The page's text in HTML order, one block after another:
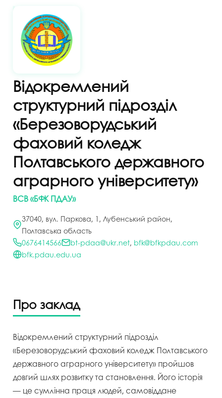
Відокремлений
структурний підрозділ
«Березоворудський
фаховий коледж
Полтавського державного
аграрного університету»
ВСВ «БФК ПДАУ»
37040, вул. Паркова, 1, Лубенський район,
Полтавська область
0676414566
bt-pdaa@ukr.net, bfk@bfkpdau.com
bfk.pdau.edu.ua
Про заклад
Відокремлений структурний підрозділ
«Березоворудський фаховий коледж Полтавського
державного аграрного університету» пройшов
довгий шлях розвитку та становлення. Його історія
— це сумлінна праця людей, самовіддане